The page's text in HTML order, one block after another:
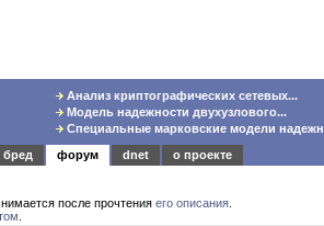
Анализ криптографических сетевых...
Модель надежности двухузлового...
Специальные марковские модели
бред форум dnet
о проекте
после прочтения его описания